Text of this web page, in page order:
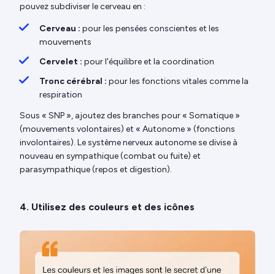
pouvez subdiviser le cerveau en :
Cerveau : pour les pensées conscientes et les
mouvements
Cervelet : pour l'équilibre et la coordination
Tronc cérébral : pour les fonctions vitales comme la
respiration
Sous « SNP », ajoutez des branches pour « Somatique »
(mouvements volontaires) et « Autonome » (fonctions
involontaires). Le système nerveux autonome se divise à
nouveau en sympathique (combat ou fuite) et
parasympathique (repos et digestion).
4. Utilisez des couleurs et des icônes